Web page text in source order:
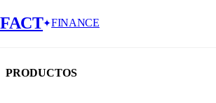
FACT FINANCE
PRODUCTOS